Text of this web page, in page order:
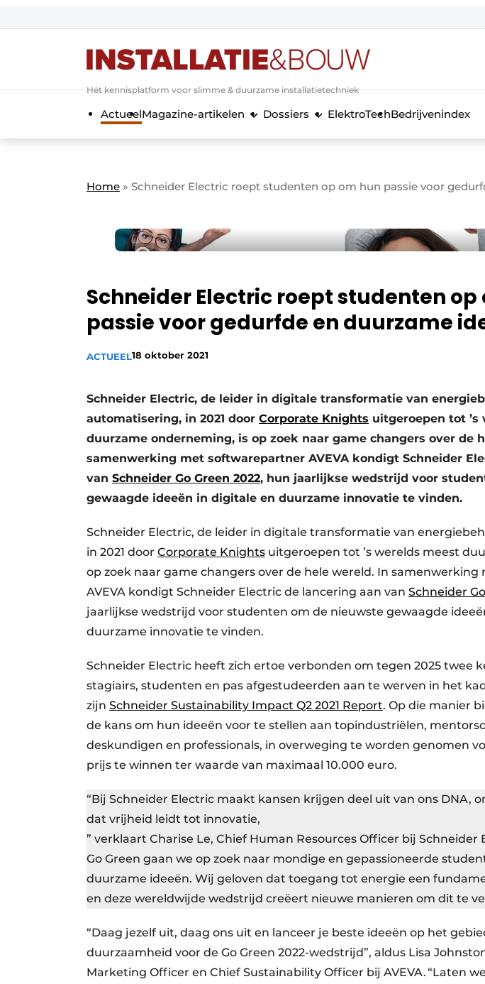
Algemene voorwaarden
Banner overzicht
BedrijvenAanmeldenBedankt voor de aanmelding
Bedrijven
Evenement aanmelden
Meest gelezen
Podcasts
Vacature aanmelden
Vacatures
Hét kennisplatform voor slimme & duurzame installatietechniek
ActueelMagazine-artikelen Dossiers ElektroTechBedrijvenindex
Home » Schneider Electric roept studenten op om hun passie voor
Schneider Electric roept studenten op
passie voor gedurfde en duurzame
ACTUEEL18 oktober 2021
Schneider Electric, de leider in digitale transformatie van
automatisering, in 2021 door Corporate Knights uitgeroepen tot ’s
duurzame onderneming, is op zoek naar game changers over de
samenwerking met softwarepartner AVEVA kondigt Schneider
van Schneider Go Green 2022, hun jaarlijkse wedstrijd voor
gewaagde ideeën in digitale en duurzame innovatie te vinden.
Schneider Electric, de leider in digitale transformatie van
in 2021 door Corporate Knights uitgeroepen tot ’s werelds meest
op zoek naar game changers over de hele wereld. In
AVEVA kondigt Schneider Electric de lancering aan van Schneider
jaarlijkse wedstrijd voor studenten om de nieuwste gewaagde
duurzame innovatie te vinden.
Schneider Electric heeft zich ertoe verbonden om tegen 2025 twee
stagiairs, studenten en pas afgestudeerden aan te werven in het
zijn Schneider Sustainability Impact Q2 2021 Report. Op die manier
de kans om hun ideeën voor te stellen aan topindustriëlen,
deskundigen en professionals, in overweging te worden genomen
prijs te winnen ter waarde van maximaal 10.000 euro.
“Bij Schneider Electric maakt kansen krijgen deel uit van ons DNA,
dat vrijheid leidt tot innovatie,
” verklaart Charise Le, Chief Human Resources Officer bij Schneider
Go Green gaan we op zoek naar mondige en gepassioneerde
duurzame ideeën. Wij geloven dat toegang tot energie een
en deze wereldwijde wedstrijd creëert nieuwe manieren om dit te
“Daag jezelf uit, daag ons uit en lanceer je beste ideeën op het
duurzaamheid voor de Go Green 2022-wedstrijd”, aldus Lisa
Marketing Officer en Chief Sustainability Officer bij AVEVA. “Laten